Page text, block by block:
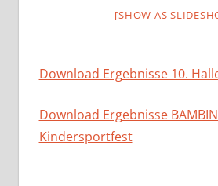
[SHOW AS
Download Ergebnisse 10.
Download Ergebnisse
Kindersportfest